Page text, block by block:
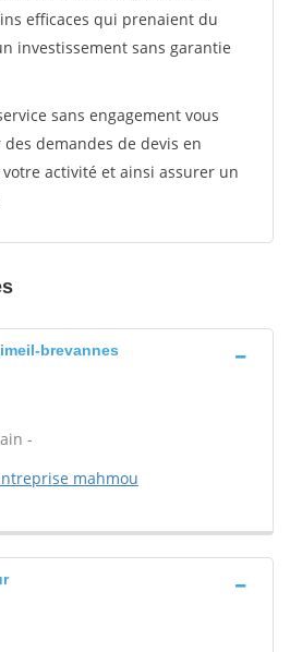
efficaces qui prenaient du
investissement sans garantie
sans engagement vous
demandes de devis en
activité et ainsi assurer un
brevannes
-
mahmou